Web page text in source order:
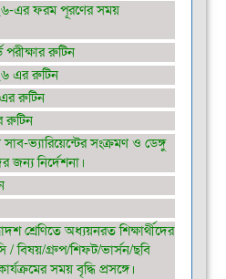
এর ফরম পূরণের সময়
রুটিন
এর রুটিন
এর রুটিন
রুটিন
ভ্যারিয়েন্টের সংক্রমণ ও ডেঙ্গু
জন্য নির্দেশনা।
শ্রেণিতে অধ্যয়নরত শিক্ষার্থীদের
/ বিষয়/গ্রুপ/শিফট/ভার্সন/ছবি
সময় বৃদ্ধি প্রসঙ্গে।